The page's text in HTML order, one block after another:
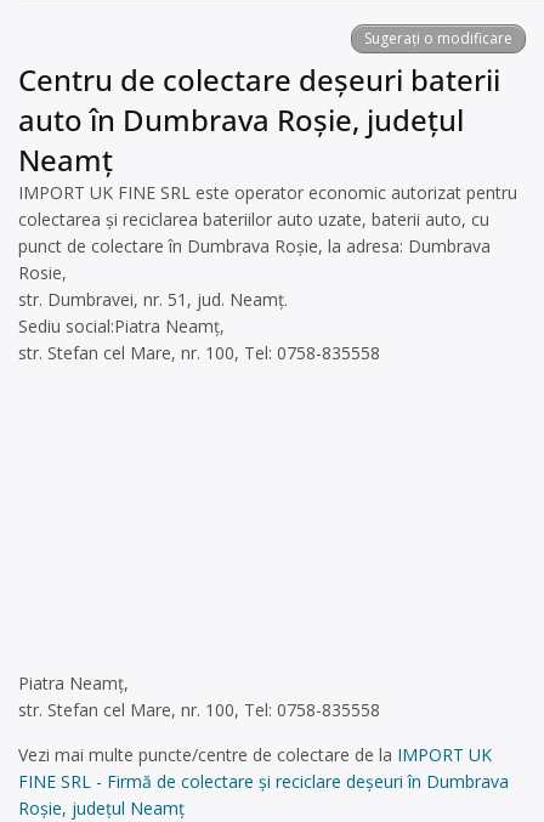
Sugerați o modificare
Centru de colectare deșeuri baterii
auto în Dumbrava Roșie, județul
Neamț
IMPORT UK FINE SRL este operator economic autorizat pentru
colectarea și reciclarea bateriilor auto uzate, baterii auto, cu
punct de colectare în Dumbrava Roșie, la adresa: Dumbrava
Rosie,
str. Dumbravei, nr. 51, jud. Neamț.
Sediu social:Piatra Neamț,
str. Stefan cel Mare, nr. 100, Tel: 0758-835558
Piatra Neamț,
str. Stefan cel Mare, nr. 100, Tel: 0758-835558
Vezi mai multe puncte/centre de colectare de la IMPORT UK
FINE SRL - Firmă de colectare și reciclare deșeuri în Dumbrava
Roșie, județul Neamț